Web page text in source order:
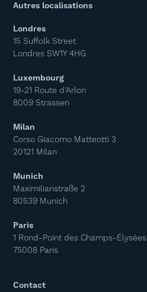
Autres localisations
Londres
15 Suffolk Street
Londres SW1Y 4HG
Luxembourg
19-21 Route d’Arlon
8009 Strassen
Milan
Corso Giacomo Matteotti 3
20121 Milan
Munich
Maximilianstraße 2
80539 Munich
Paris
1 Rond-Point des Champs-Élysées
75008 Paris
Contact